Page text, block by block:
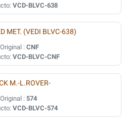
VCD-BLVC-638
MET. (VEDI BLVC-638)
: CNF
VCD-BLVC-CNF
M.-L.ROVER-
: 574
VCD-BLVC-574